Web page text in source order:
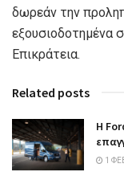
δωρεάν την
εξουσιοδοτημένα
Επικράτεια.
Related posts
Η
1